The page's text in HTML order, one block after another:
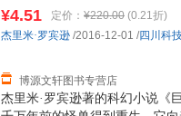
杰里米·罗宾逊著的科幻小说《
¥4.51 定价： ¥220.00 (0.21折)
博源文轩图书专营店
杰里米·罗宾逊 /2016-12-01 /四川科